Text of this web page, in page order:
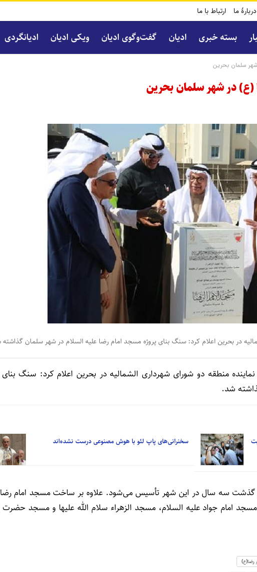
دربارۀ ما ارتباط با ما
بسته خبری ادیان گفت‌و‌گوی ادیان ویکی ادیان ادیانگردی
سلمان بحرین
در شهر سلمان بحرین
در بحرین اعلام کرد: سنگ بنای پروژه مسجد امام رضا علیه السلام در شهر سلمان
نماینده منطقه دو شورای شهرداری الشمالیه در بحرین اعلام کرد: سنگ بنای
شد.
سخنرانی‌های پاپ لئو با هوش مصنوعی درست نشده‌اند
سه سال در این شهر تأسیس می‌شود. علاوه بر ساخت مسجد امام رضا
امام جواد علیه السلام، مسجد الزهراء سلام الله علیها و مسجد
رضا(ع)